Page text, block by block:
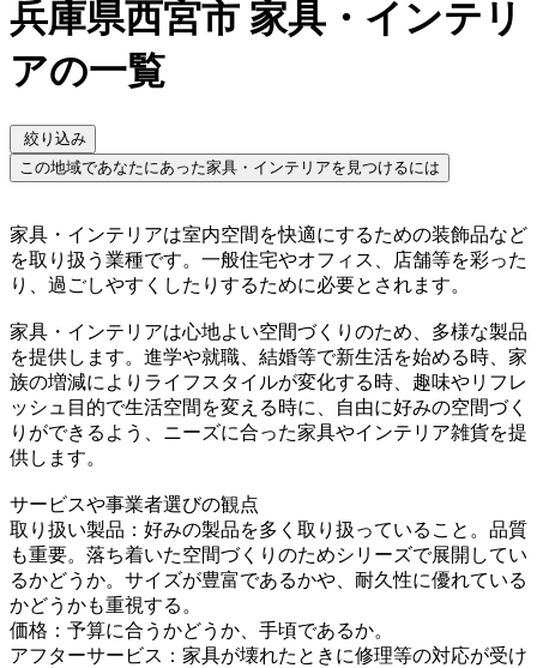
兵庫県西宮市 家具・インテリ
アの一覧
絞り込み
この地域であなたにあった家具・インテリアを見つけるには
家具・インテリアは室内空間を快適にするための装飾品など
を取り扱う業種です。一般住宅やオフィス、店舗等を彩った
り、過ごしやすくしたりするために必要とされます。
家具・インテリアは心地よい空間づくりのため、多様な製品
を提供します。進学や就職、結婚等で新生活を始める時、家
族の増減によりライフスタイルが変化する時、趣味やリフレ
ッシュ目的で生活空間を変える時に、自由に好みの空間づく
りができるよう、ニーズに合った家具やインテリア雑貨を提
供します。
サービスや事業者選びの観点
取り扱い製品：好みの製品を多く取り扱っていること。品質
も重要。落ち着いた空間づくりのためシリーズで展開してい
るかどうか。サイズが豊富であるかや、耐久性に優れている
かどうかも重視する。
価格：予算に合うかどうか、手頃であるか。
アフターサービス：家具が壊れたときに修理等の対応が受け